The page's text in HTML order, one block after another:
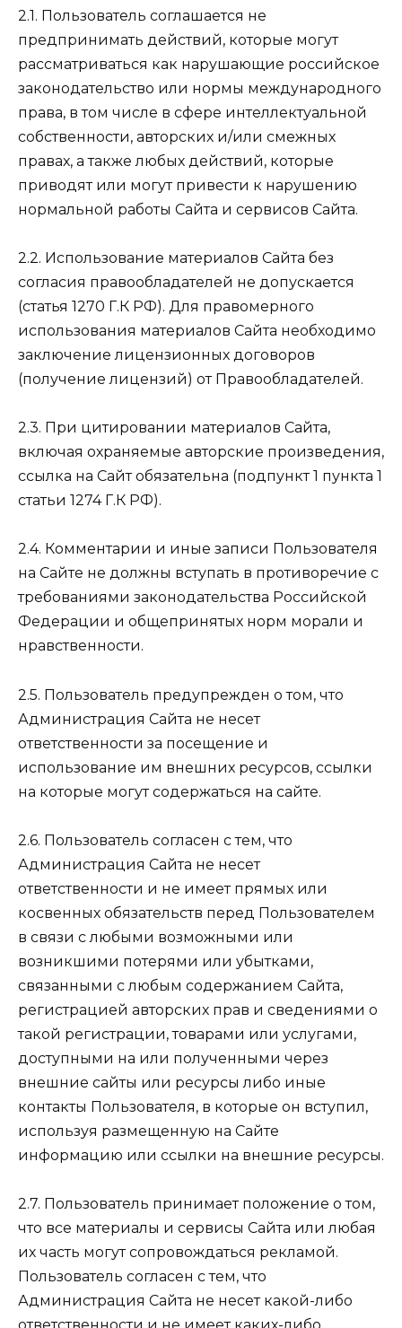
2.1. Пользователь соглашается не
предпринимать действий, которые могут
рассматриваться как нарушающие российское
законодательство или нормы международного
права, в том числе в сфере интеллектуальной
собственности, авторских и/или смежных
правах, а также любых действий, которые
приводят или могут привести к нарушению
нормальной работы Сайта и сервисов Сайта.
2.2. Использование материалов Сайта без
согласия правообладателей не допускается
(статья 1270 Г.К РФ). Для правомерного
использования материалов Сайта необходимо
заключение лицензионных договоров
(получение лицензий) от Правообладателей.
2.3. При цитировании материалов Сайта,
включая охраняемые авторские произведения,
ссылка на Сайт обязательна (подпункт 1 пункта 1
статьи 1274 Г.К РФ).
2.4. Комментарии и иные записи Пользователя
на Сайте не должны вступать в противоречие с
требованиями законодательства Российской
Федерации и общепринятых норм морали и
нравственности.
2.5. Пользователь предупрежден о том, что
Администрация Сайта не несет
ответственности за посещение и
использование им внешних ресурсов, ссылки
на которые могут содержаться на сайте.
2.6. Пользователь согласен с тем, что
Администрация Сайта не несет
ответственности и не имеет прямых или
косвенных обязательств перед Пользователем
в связи с любыми возможными или
возникшими потерями или убытками,
связанными с любым содержанием Сайта,
регистрацией авторских прав и сведениями о
такой регистрации, товарами или услугами,
доступными на или полученными через
внешние сайты или ресурсы либо иные
контакты Пользователя, в которые он вступил,
используя размещенную на Сайте
информацию или ссылки на внешние ресурсы.
2.7. Пользователь принимает положение о том,
что все материалы и сервисы Сайта или любая
их часть могут сопровождаться рекламой.
Пользователь согласен с тем, что
Администрация Сайта не несет какой-либо